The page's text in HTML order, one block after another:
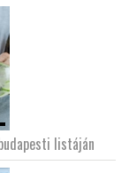
listáján